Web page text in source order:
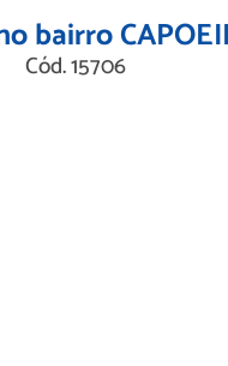
bairro
Cód. 15706